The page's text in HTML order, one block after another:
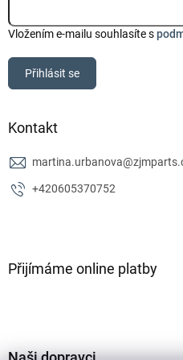
Vložením e-mailu souhlasíte s
Přihlásit se
Kontakt
martina.urbanova@
+420605370752
Přijímáme online platby